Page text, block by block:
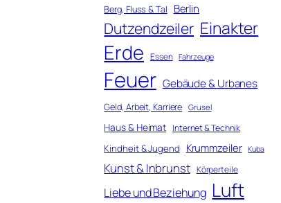
Berg, Fluss & Tal Berlin
Dutzendzeiler Einakter
Erde Essen Fahrzeuge
Feuer Gebäude & Urbanes
Geld, Arbeit, Karriere Grusel
Haus & Heimat Internet & Technik
Kindheit & Jugend Krummzeiler Kuba
Kunst & Inbrunst Körperteile
Liebe und Beziehung Luft